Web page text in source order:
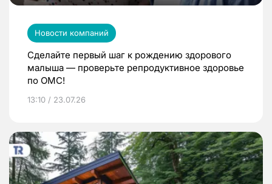
Новости компаний
Сделайте первый шаг к рождению здорового
малыша — проверьте репродуктивное здоровье
по ОМС!
13:10 / 23.07.26